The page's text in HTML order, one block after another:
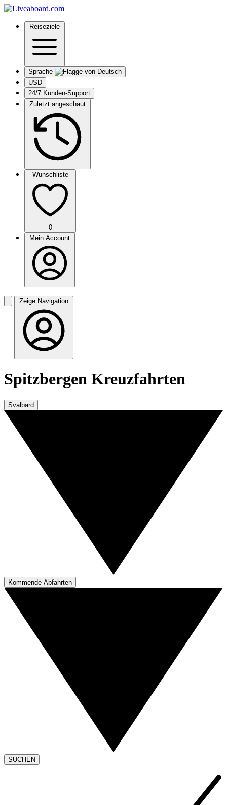
Reiseziele
Sprache
USD
24/7 Kunden-Support
Zuletzt angeschaut
Wunschliste
0
Mein Account
Zeige Navigation
Spitzbergen Kreuzfahrten
Svalbard
Kommende Abfahrten
SUCHEN